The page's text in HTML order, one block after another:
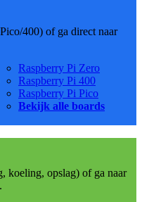
400) of ga direct naar
Raspberry Pi Zero
Raspberry Pi 400
Raspberry Pi Pico
Bekijk alle boards
koeling, opslag) of ga naar